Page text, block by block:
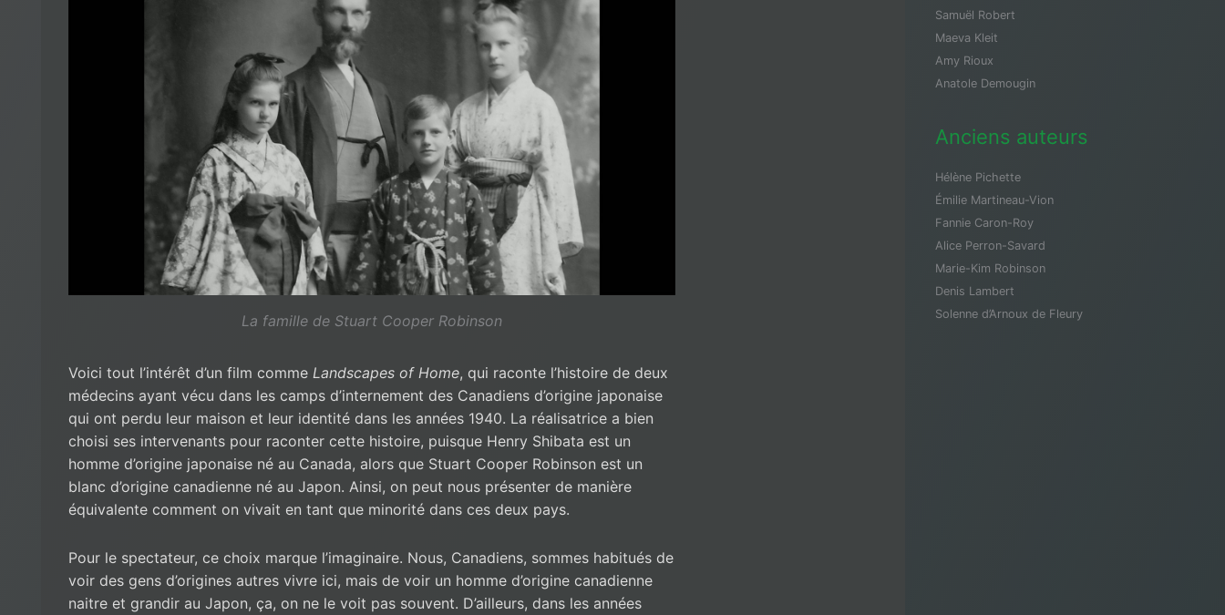
La famille de Stuart Cooper Robinson
Voici tout l’intérêt d’un film comme Landscapes of Home, qui raconte l’histoire de deux
médecins ayant vécu dans les camps d’internement des Canadiens d’origine japonaise
qui ont perdu leur maison et leur identité dans les années 1940. La réalisatrice a bien
choisi ses intervenants pour raconter cette histoire, puisque Henry Shibata est un
homme d’origine japonaise né au Canada, alors que Stuart Cooper Robinson est un
blanc d’origine canadienne né au Japon. Ainsi, on peut nous présenter de manière
équivalente comment on vivait en tant que minorité dans ces deux pays.
Pour le spectateur, ce choix marque l’imaginaire. Nous, Canadiens, sommes habitués de
voir des gens d’origines autres vivre ici, mais de voir un homme d’origine canadienne
naitre et grandir au Japon, ça, on ne le voit pas souvent. D’ailleurs, dans les années
Samuël Robert
Maeva Kleit
Amy Rioux
Anatole Demougin
Anciens auteurs
Hélène Pichette
Émilie Martineau-Vion
Fannie Caron-Roy
Alice Perron-Savard
Marie-Kim Robinson
Denis Lambert
Solenne d’Arnoux de Fleury